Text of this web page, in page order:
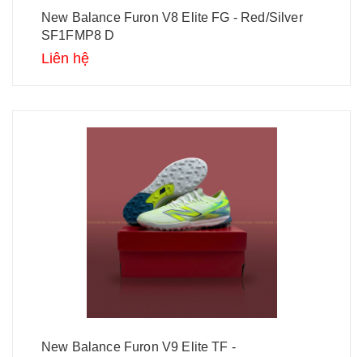
New Balance Furon V8 Elite FG - Red/Silver
SF1FMP8 D
Liên hệ
New Balance Furon V9 Elite TF -